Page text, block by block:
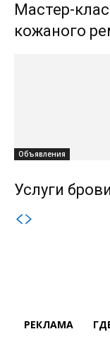
Мастер-
кожаного
Объявления
Услуги
РЕКЛАМА